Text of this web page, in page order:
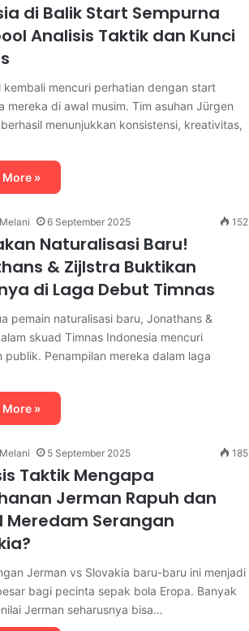
di Balik Start Sempurna
Analisis Taktik dan Kunci
kembali mencuri perhatian dengan start
mereka di awal musim. Tim asuhan Jürgen
menunjukkan konsistensi, kreativitas,
More »
6 September 2025 152
Naturalisasi Baru!
& Zijlstra Buktikan
di Laga Debut Timnas
pemain naturalisasi baru, Jonathans &
skuad Timnas Indonesia mencuri
publik. Penampilan mereka dalam laga
More »
5 September 2025 185
Taktik Mengapa
Jerman Rapuh dan
Meredam Serangan
Jerman vs Slovakia baru-baru ini menjadi
bagi pecinta sepak bola Eropa. Banyak
Jerman seharusnya bisa…